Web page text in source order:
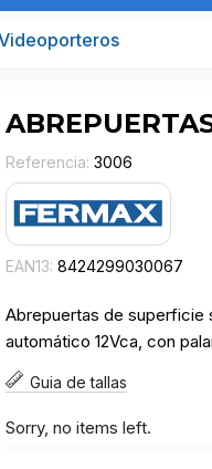
Referencia: 3006
EAN13: 8424299030067
Abrepuertas de superficie
automático 12Vca, con
Guia de tallas
Sorry, no items left.